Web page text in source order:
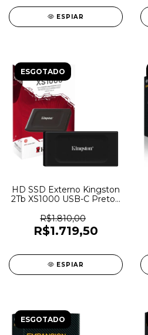
ESPIAR
ESGOTADO
HD SSD Externo Kingston
2Tb XS1000 USB-C Preto -
R$1.810,00
R$1.719,50
ESPIAR
ESGOTADO